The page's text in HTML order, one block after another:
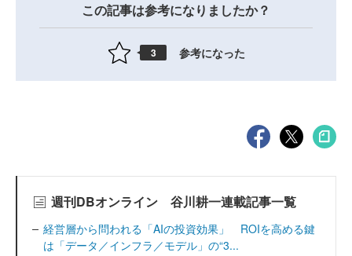
この記事は参考になりましたか？
3 参考になった
週刊DBオンライン 谷川耕一連載記事一覧
経営層から問われる「AIの投資効果」 ROIを高める鍵
は「データ／インフラ／モデル」の“3...